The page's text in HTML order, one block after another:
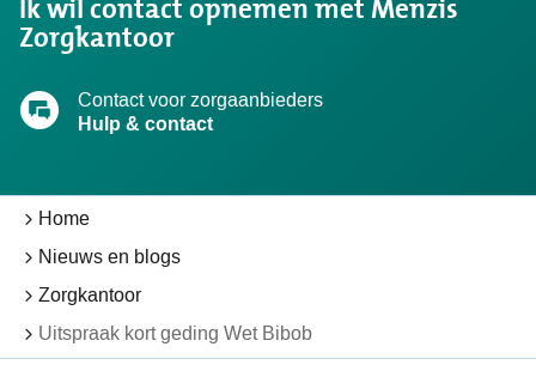
Zorgkantoor
Contact voor zorgaanbieders
Hulp & contact
Home
Nieuws en blogs
Zorgkantoor
Uitspraak kort geding Wet Bibob